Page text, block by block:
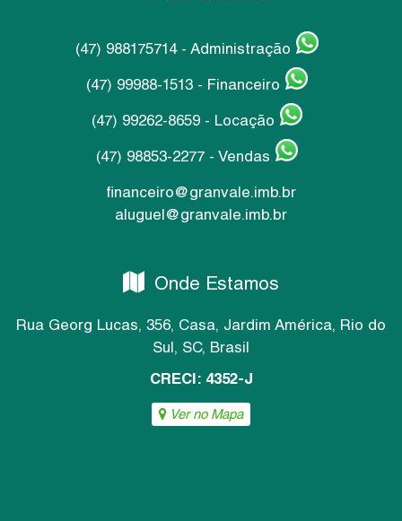
(47) 988175714 - Administração
(47) 99988-1513 - Financeiro
(47) 99262-8659 - Locação
(47) 98853-2277 - Vendas
financeiro@granvale.imb.br
aluguel@granvale.imb.br
Onde Estamos
Rua Georg Lucas, 356, Casa, Jardim América, Rio do
Sul, SC, Brasil
CRECI: 4352-J
Ver no Mapa